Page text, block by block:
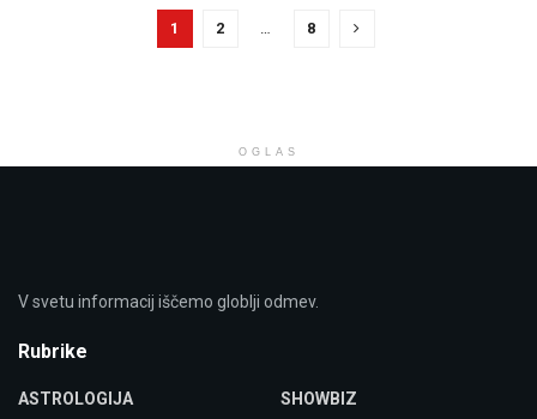
1 2 … 8
OGLAS
V svetu informacij iščemo globlji odmev.
Rubrike
ASTROLOGIJA
SHOWBIZ